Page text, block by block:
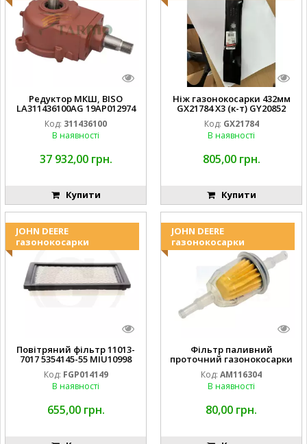
Редуктор МКШ, BISO
LA311436100AG 19AP012974
Laverda EMNIYET
Код: 311436100
В наявності
37 932,00 грн.
Купити
Ніж газонокосарки 432мм
GX21784 X3 (к-т) GY20852
AM137757 AM141035
Код: GX21784
В наявності
805,00 грн.
Купити
JOHN DEERE
газонокосарки
Повітряний фільтр 11013-
7017 5354145-55 MIU10998
FGP014149
Код: FGP014149
В наявності
655,00 грн.
JOHN DEERE
газонокосарки
Фільтр паливний
проточний газонокосарки
JOHN DEERE AM116304
GY20709
Код: AM116304
В наявності
80,00 грн.